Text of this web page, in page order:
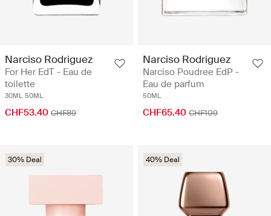
Narciso Rodriguez
For Her EdT - Eau de
toilette
30ML 50ML
CHF53.40 CHF89
Narciso Rodriguez
Narciso Poudree EdP -
Eau de parfum
50ML
CHF65.40 CHF109
30% Deal 40% Deal